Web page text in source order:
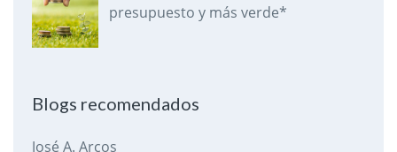
presupuesto y más verde*
Blogs recomendados
José A. Arcos